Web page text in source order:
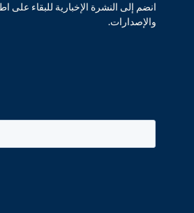
انضم إلى النشرة الإخبارية للبقاء على
والإصدارات.